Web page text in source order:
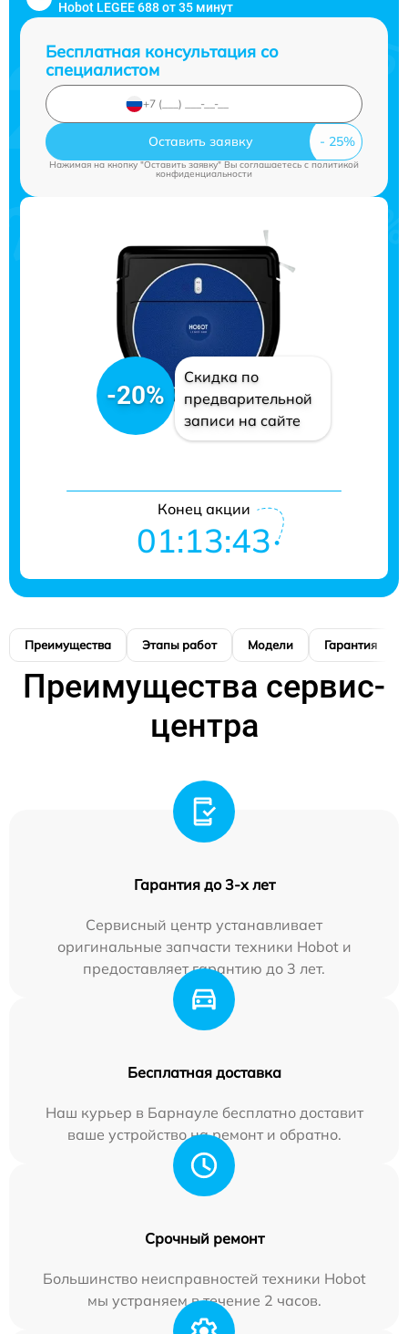
Hobot LEGEE 688 от 35 минут
Бесплатная консультация со
специалистом
Оставить заявку
Нажимая на кнопку "Оставить заявку" Вы соглашаетесь cполитикой
конфиденциальности
-20%
Скидка по
предварительной
записи на сайте
Конец акции
01:13:42
Преимущества Этапы работ Модели Гарантия
Преимущества сервис-
центра
Гарантия до 3-х лет
Сервисный центр устанавливает
оригинальные запчасти техники Hobot и
предоставляет гарантию до 3 лет.
Бесплатная доставка
Наш курьер в Барнауле бесплатно доставит
ваше устройство на ремонт и обратно.
Срочный ремонт
Большинство неисправностей техники Hobot
мы устраняем в течение 2 часов.